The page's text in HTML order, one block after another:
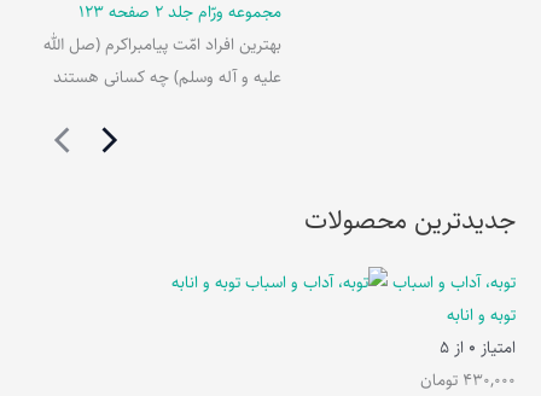
مجموعه ورّام جلد 2 صفحه 123
بهترین افراد امّت پیامبراکرم (صل الله
علیه و آله وسلم) چه کسانی هستند
جدیدترین محصولات
توبه، آداب و اسباب
توبه و انابه
امتیاز 0 از 5
430,000 تومان